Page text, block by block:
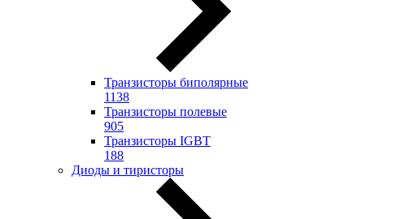
Транзисторы биполярные
1138
Транзисторы полевые
905
Транзисторы IGBT
188
Диоды и тиристоры